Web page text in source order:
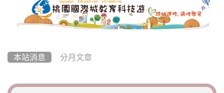
本站消息 分月文章